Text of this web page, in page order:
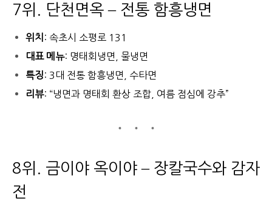
7위. 단천면옥 – 전통 함흥냉면
위치 : 속초시 소평로 131
대표 메뉴: 명태회냉면, 물냉면
특징: 3대 전통 함흥냉면, 수타면
리뷰: “냉면과 명태회 환상 조합, 여름 점심에 강추”
8위. 금이야 옥이야 – 장칼국수와 감자
전